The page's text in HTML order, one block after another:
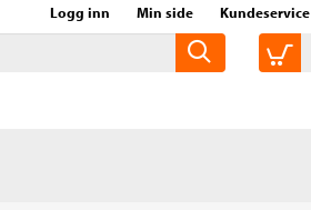
Logg inn Min side Kundeservice